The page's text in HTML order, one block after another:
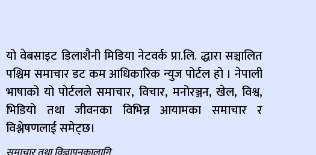
यो वेबसाइट डिलाशैनी मिडिया नेटवर्क प्रा.लि. द्धारा सञ्चालित
पश्चिम समाचार डट कम आधिकारिक न्युज पोर्टल हो । नेपाली
भाषाको यो पोर्टलले समाचार, विचार, मनोरञ्जन, खेल, विश्व,
भिडियो तथा जीवनका विभिन्न आयामका समाचार र
विश्लेषणलाई समेट्छ।